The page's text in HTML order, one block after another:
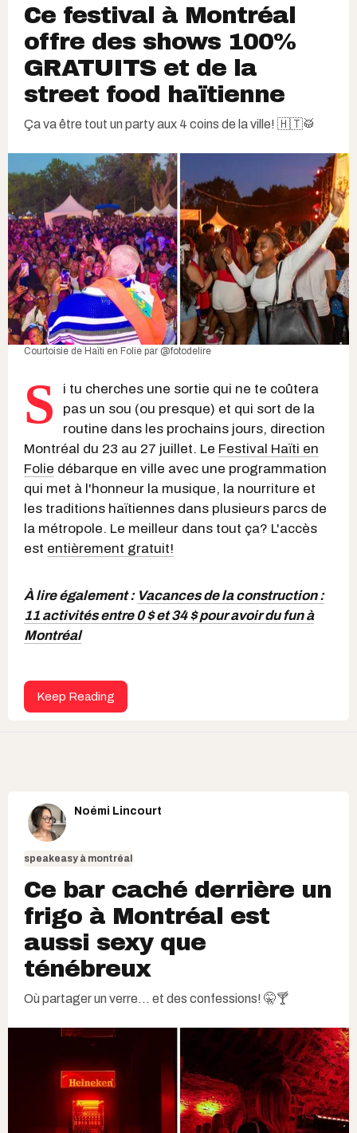
Ce festival à Montréal
offre des shows 100%
GRATUITS et de la
street food haïtienne​
Ça va être tout un party aux 4 coins de la ville! 🇭🇹🥁
Courtoisie de Haïti en Folie par @fotodelire
S
i tu cherches une sortie qui ne te coûtera
pas un sou (ou presque) et qui sort de la
routine dans les prochains jours, direction
Montréal du 23 au 27 juillet. Le Festival Haïti en
Folie débarque en ville avec une programmation
qui met à l'honneur la musique, la nourriture et
les traditions haïtiennes dans plusieurs parcs de
la métropole. Le meilleur dans tout ça? L'accès
est entièrement gratuit!
À lire également : Vacances de la construction :
11 activités entre 0 $ et 34 $ pour avoir du fun à
Montréal
Keep Reading
Noémi Lincourt
speakeasy à montréal
Ce bar caché derrière un
frigo à Montréal est
aussi sexy que
ténébreux
Où partager un verre... et des confessions! 🤫🍸